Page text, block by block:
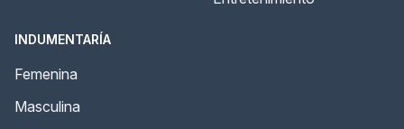
INDUMENTARÍA
Femenina
Masculina